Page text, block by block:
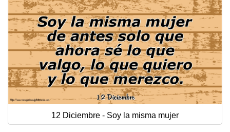
12 Diciembre - Soy la misma mujer